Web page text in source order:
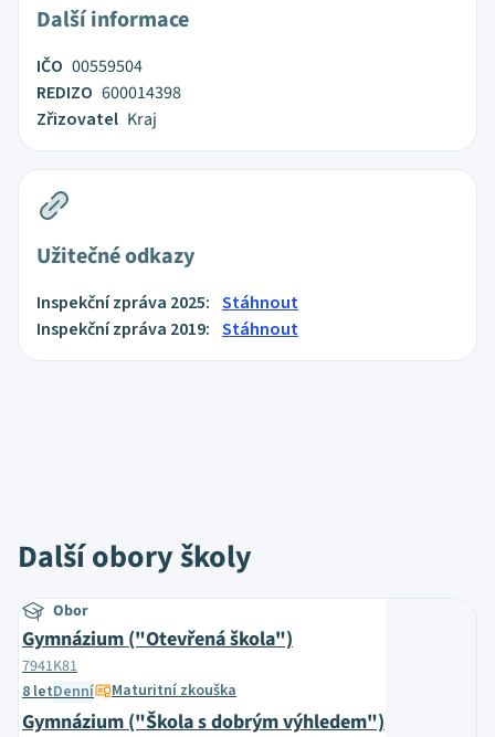
Další informace
IČO 00559504
REDIZO 600014398
Zřizovatel Kraj
Užitečné odkazy
Inspekční zpráva 2025: Stáhnout
Inspekční zpráva 2019: Stáhnout
Další obory školy
Obor
Gymnázium ("Otevřená škola")
7941K81
8 letDenní Maturitní zkouška
Gymnázium ("Škola s dobrým výhledem")